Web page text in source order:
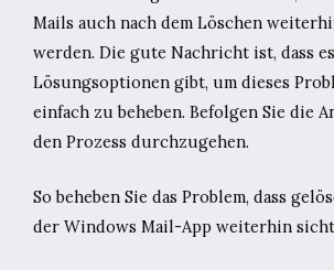
Mails auch nach dem Löschen
werden. Die gute Nachricht ist, dass
Lösungsoptionen gibt, um dieses
einfach zu beheben. Befolgen Sie die
den Prozess durchzugehen.
So beheben Sie das Problem, dass
der Windows Mail-App weiterhin